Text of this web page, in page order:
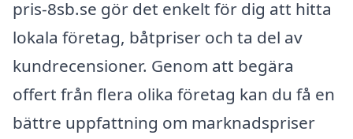
pris-8sb.se gör det enkelt för dig att hitta
lokala företag, båtpriser och ta del av
kundrecensioner. Genom att begära
offert från flera olika företag kan du få en
bättre uppfattning om marknadspriser